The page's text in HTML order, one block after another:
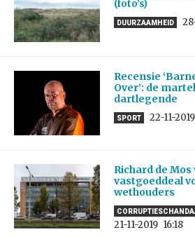
(foto’s)
DUURZAAMHEID
Recensie
Over’: de
dartlegende
SPORT 22-11-2019
Richard de
vastgoeddeal
wethouders
21-11-2019 16:18